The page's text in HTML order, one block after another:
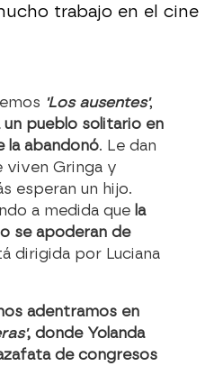
trabajo en el cine
'Los ausentes',
un pueblo solitario en
la abandonó. Le dan
viven Gringa y
esperan un hijo.
a medida que la
se apoderan de
dirigida por Luciana
adentramos en
, donde Yolanda
de congresos